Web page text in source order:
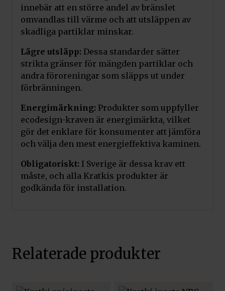
innebär att en större andel av bränslet
omvandlas till värme och att utsläppen av
skadliga partiklar minskar.
Lägre utsläpp: Dessa standarder sätter
strikta gränser för mängden partiklar och
andra föroreningar som släpps ut under
förbränningen.
Energimärkning: Produkter som uppfyller
ecodesign-kraven är energimärkta, vilket
gör det enklare för konsumenter att jämföra
och välja den mest energieffektiva kaminen.
Obligatoriskt: I Sverige är dessa krav ett
måste, och alla Kratkis produkter är
godkända för installation.
Relaterade produkter